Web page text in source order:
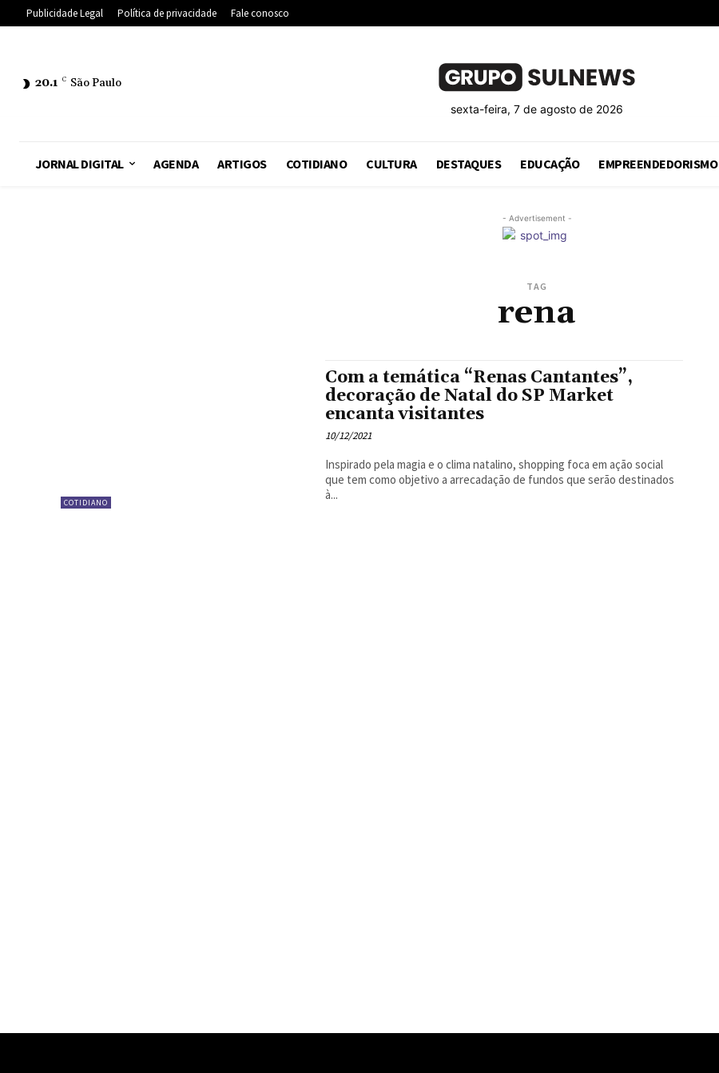
Publicidade Legal Política de privacidade Fale conosco
20.1 C São Paulo
sexta-feira, 7 de agosto de 2026
JORNAL DIGITAL AGENDA ARTIGOS COTIDIANO CULTURA DESTAQUES EDUCAÇÃO EMPREENDEDORISMO
- Advertisement -
TAG
rena
COTIDIANO
Com a temática “Renas Cantantes”,
decoração de Natal do SP Market
encanta visitantes
10/12/2021
Inspirado pela magia e o clima natalino, shopping foca em ação social
que tem como objetivo a arrecadação de fundos que serão destinados
à...